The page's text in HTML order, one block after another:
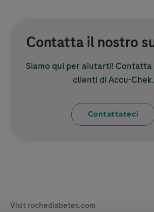
Contatta il nostro
Siamo qui per aiutarti!
clienti diAccu-Chek.
Contattateci
Legal & Privacy
Visit rochediabetes.com